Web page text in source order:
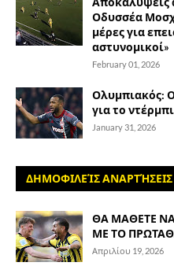
Οδυσσέα
μέρες για
αστυνομικοί»
February 01, 2026
Ολυμπιακός:
για το
January 31, 2026
ΔΗΜΟΦΙΛΕΊΣ ΑΝΑΡΤΉΣΕΙΣ
ΘΑ ΜΑΘΕΤΕ ΝΑ
ΜΕ ΤΟ
Απριλίου 19, 2026